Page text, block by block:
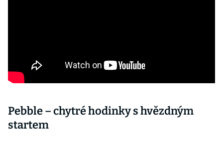
Pebble – chytré hodinky s hvězdným
startem